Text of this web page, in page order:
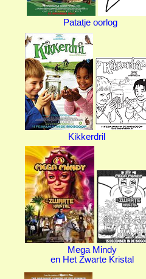
Patatje oorlog
Kikkerdril
Mega Mindy
en Het Zwarte Kristal